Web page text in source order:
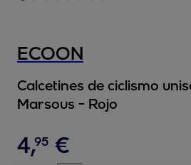
ECOON
Calcetines de ciclismo
Marsous - Rojo
4,95 €